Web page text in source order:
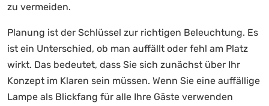
zu vermeiden.
Planung ist der Schlüssel zur richtigen Beleuchtung. Es
ist ein Unterschied, ob man auffällt oder fehl am Platz
wirkt. Das bedeutet, dass Sie sich zunächst über Ihr
Konzept im Klaren sein müssen. Wenn Sie eine auffällige
Lampe als Blickfang für alle Ihre Gäste verwenden